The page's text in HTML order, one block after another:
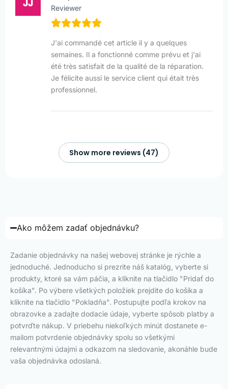
Reviewer
J'ai commandé cet article il y a quelques
semaines. Il a fonctionné comme prévu et j'ai
été très satisfait de la qualité de la réparation.
Je félicite aussi le service client qui était très
professionnel.
Show more reviews (47)
Ako môžem zadať objednávku?
Zadanie objednávky na našej webovej stránke je rýchle a
jednoduché. Jednoducho si prezrite náš katalóg, vyberte si
produkty, ktoré sa vám páčia, a kliknite na tlačidlo "Pridať do
košíka". Po výbere všetkých položiek prejdite do košíka a
kliknite na tlačidlo "Pokladňa". Postupujte podľa krokov na
obrazovke a zadajte dodacie údaje, vyberte spôsob platby a
potvrďte nákup. V priebehu niekoľkých minút dostanete e-
mailom potvrdenie objednávky spolu so všetkými
relevantnými údajmi a odkazom na sledovanie, akonáhle bude
vaša objednávka odoslaná.